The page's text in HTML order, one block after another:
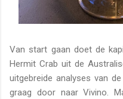
Van start gaan doet de
Hermit Crab uit de
uitgebreide analyses van
graag door naar Vivino.